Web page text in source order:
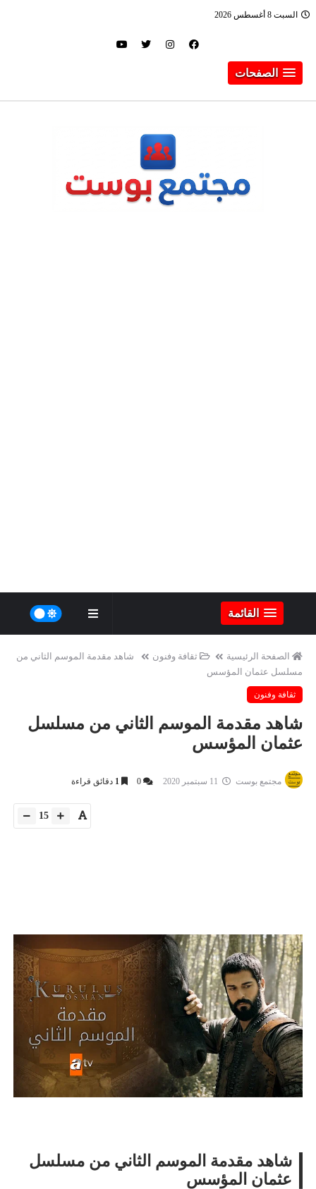
السبت 8 أغسطس 2026
الصفحات
أسرة
مجتمع بوست
11 يوليو 2026
مصيدة الشاشات.. لما التكنولوجيا تسحب
عمرنا | الإدمان الالكتروني
أسرة
مجتمع بوست
مصيدة
عمرنا | الإدمان
القائمة
الصفحة الرئيسية ثقافة وفنون
شاهد مقدمة الموسم الثاني من
مسلسل عثمان المؤسس
ثقافة وفنون
شاهد مقدمة الموسم الثاني من مسلسل
عثمان المؤسس
مجتمع بوست 0
1 دقائق قراءة
15
شاهد مقدمة الموسم الثاني من مسلسل
عثمان المؤسس